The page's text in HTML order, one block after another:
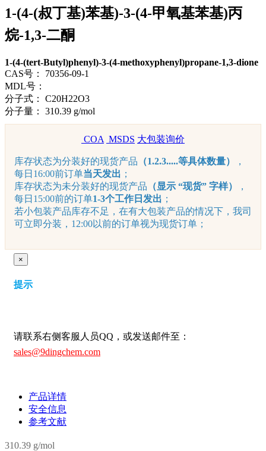
1-(4-(叔丁基)苯基)-3-(4-甲氧基苯基)丙
烷-1,3-二酮
1-(4-(tert-Butyl)phenyl)-3-(4-methoxyphenyl)propane-1,3-dione
CAS号：
70356-09-1
MDL号：
分子式：
C20H22O3
分子量：
310.39 g/mol
COA MSDS 大包装询价
库存状态为分装好的现货产品 （1.2.3.....等具体数量）
，
每日16:00前订单当天发出 ；
库存状态为未分装好的现货产品 （显示 “现货” 字样）
，
每日15:00前的订单1-3个工作日发出 ；
若小包装产品库存不足，在有大包装产品的情况下，我司
可立即分装，12:00以前的订单视为现货订单；
×
提示
请联系右侧客服人员QQ，或发送邮件至：
sales@9dingchem.com
产品详情
安全信息
参考文献
310.39 g/mol